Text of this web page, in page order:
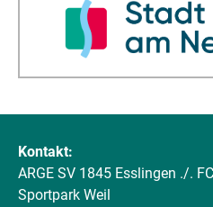
Kontakt:
ARGE SV 1845 Esslingen ./.
Sportpark Weil